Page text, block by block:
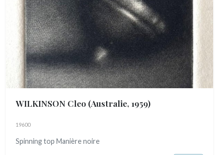
WILKINSON Cleo (Australie, 1959)
19600
Spinning top Manière noire